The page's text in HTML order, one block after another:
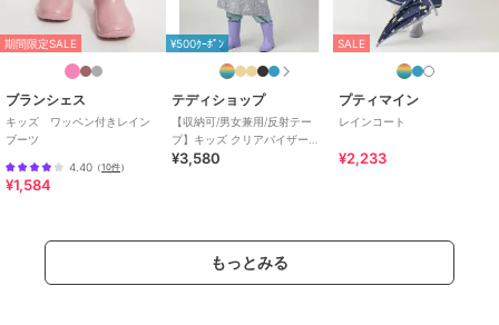
膝が濡れないレインポン
バックヤードファミリー
キアーロ レインバッグ
カバー
児 男児
カラー
バーガーコンクス、オーシャンフ
レンズ、ユニコーン、コスミック
スター、DINOSAURS、ハッピー
＆スマイル、バーガコンクス（ミ
ックス）、はたらくクルマ、ディ
ノサウルス
キッズポンチョ,キッズポンチョ
期間限定SALE
ブランシェス
キッズ ワッペン付きレイン
ブーツ
4.40 （10件）
¥1,584
¥500ｸｰﾎﾟﾝ
テディショップ
【収納可/男女兼用/反射テー
プ】キッズ クリアバイザーフ
ード付きレインコート+収納袋
¥3,580
SALE
プティマイン
レインコート
¥2,233
もっとみる